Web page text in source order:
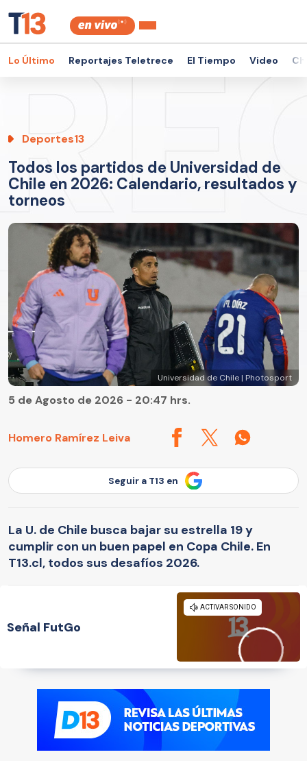
Lo Último Reportajes Teletrece El Tiempo Video
Deportes13
Todos los partidos de Universidad de
Chile en 2026: Calendario, resultados y
torneos
Universidad de Chile | Photosport
Homero Ramírez Leiva
5 de Agosto de 2026 - 20:47 hrs.
Seguir a T13 en
La U. de Chile busca bajar su estrella 19 y
cumplir con un buen papel en Copa Chile. En
T13.cl, todos sus desafíos 2026.
Señal FutGo